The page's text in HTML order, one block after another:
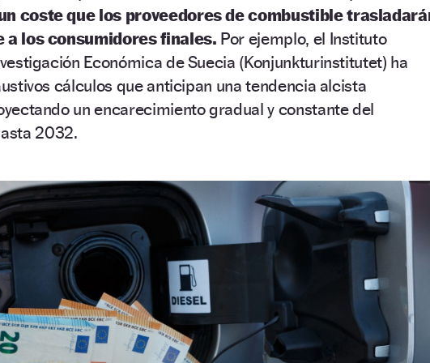
coste que los proveedores de combustible
a los consumidores finales. Por ejemplo, el Instituto
Económica de Suecia (Konjunkturinstitutet) ha
cálculos que anticipan una tendencia alcista
un encarecimiento gradual y constante del
2032.